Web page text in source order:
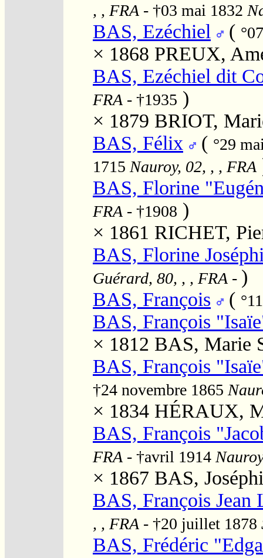
, , FRA - †03 mai 1832
BAS, Ezéchiel (
× 1868 PREUX,
BAS, Ezéchiel dit
FRA - †1935 )
× 1879 BRIOT,
BAS, Félix
( °29
1715 Nauroy, 02, , , FRA
BAS, Florine
FRA - †1908 )
× 1861 RICHET,
BAS, Florine
Guérard, 80, , , FRA - )
BAS, François
(
BAS, François
× 1812 BAS, Marie
BAS, François
†24 novembre 1865
× 1834 HÉRAUX,
BAS, François
FRA - †avril 1914
× 1867 BAS,
BAS, François Jean
, , FRA - †20 juillet 1878
BAS, Frédéric